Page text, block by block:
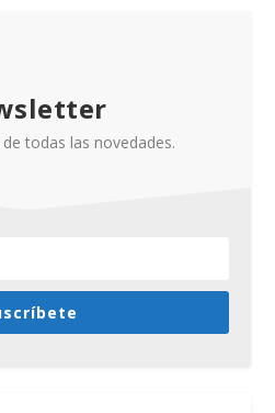
todas las novedades.